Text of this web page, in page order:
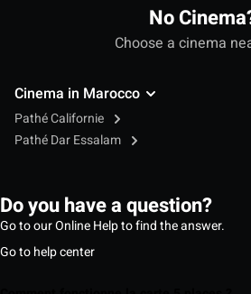
No
Choose a cinema
Cinema in Marocco
Pathé Californie
Pathé Dar Essalam
Do you have a question?
Go to our Online Help to find the answer.
Go to help center